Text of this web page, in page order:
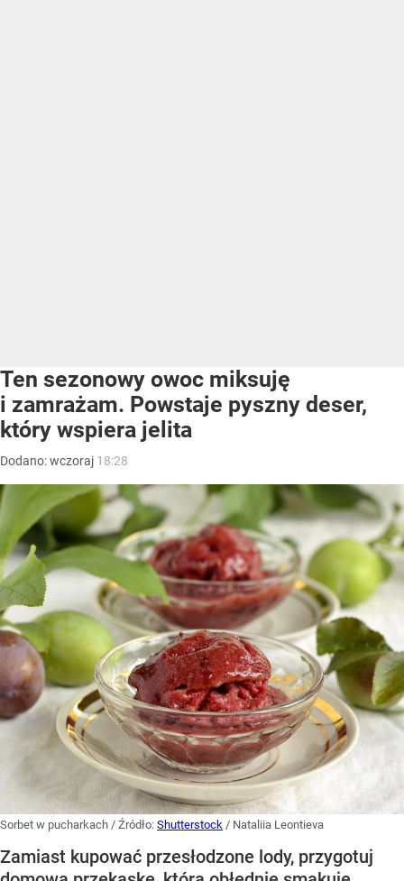
Ten sezonowy owoc miksuję
i zamrażam. Powstaje pyszny deser,
który wspiera jelita
Dodano:wczoraj 18:28
Sorbet w pucharkach / Źródło: Shutterstock / Nataliia Leontieva
Zamiast kupować przesłodzone lody, przygotuj